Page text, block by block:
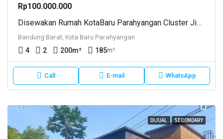
Rp100.000.000
Disewakan Rumah KotaBaru Parahyangan Cluster Jingganagara
Bandung Barat, Kota Baru Parahyangan
4 2 200m² 185m²
Call E-mail WhatsApp
DIJUAL SECONDARY